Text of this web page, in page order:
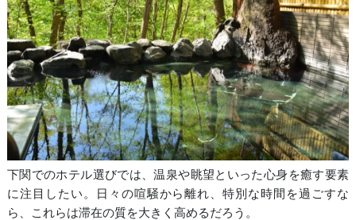
下関でのホテル選びでは、温泉や眺望といった心身を癒す要素
に注目したい。日々の喧騒から離れ、特別な時間を過ごすな
ら、これらは滞在の質を大きく高めるだろう。